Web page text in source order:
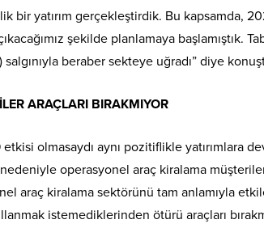
bir yatırım gerçekleştirdik. Bu kapsamda,
şekilde planlamaya başlamıştık.
salgınıyla beraber sekteye uğradı” diye
ARAÇLARI BIRAKMIYOR
etkisi olmasaydı aynı pozitiflikle yatırımlara
operasyonel araç kiralama
araç kiralama sektörünü tam anlamıyla
istemediklerinden ötürü araçları